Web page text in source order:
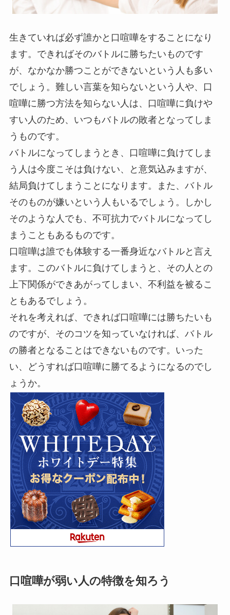
生きていれば必ず誰かと口喧嘩をすることになり
ます。できればそのバトルに勝ちたいものです
が、なかなか勝つことができないという人も多い
でしょう。難しい言葉を知らないという人や、口
喧嘩に勝つ方法を知らない人は、口喧嘩に負けや
すい人のため、いつもバトルの敗者となってしま
うものです。
バトルになってしまうとき、口喧嘩に負けてしま
う人は今度こそは負けない、と意気込みますが、
結局負けてしまうことになります。また、バトル
そのものが嫌いという人もいるでしょう。しかし
そのような人でも、不可抗力でバトルになってし
まうこともあるものです。
口喧嘩は誰でも体験する一番身近なバトルと言え
ます。このバトルに負けてしまうと、その人との
上下関係ができあがってしまい、不利益を被るこ
ともあるでしょう。
それを考えれば、できれば口喧嘩には勝ちたいも
のですが、そのコツを知っていなければ、バトル
の勝者となることはできないものです。いった
い、どうすれば口喧嘩に勝てるようになるのでし
ょうか。
口喧嘩が弱い人の特徴を知ろう